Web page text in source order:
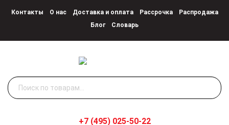
Контакты О нас Доставка и оплата Рассрочка
Распродажа
Блог
Словарь
Искать:
+7 (495) 025-50-22